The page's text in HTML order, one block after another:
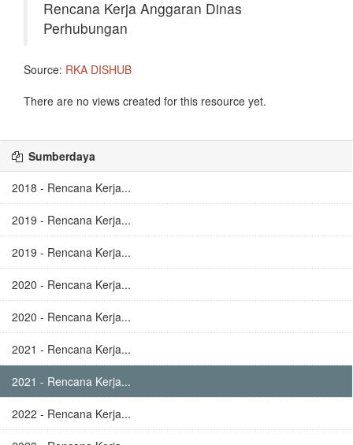
Rencana Kerja Anggaran Dinas
Perhubungan
Source: RKA DISHUB
There are no views created for this resource yet.
Sumberdaya
2018 - Rencana Kerja...
2019 - Rencana Kerja...
2019 - Rencana Kerja...
2020 - Rencana Kerja...
2020 - Rencana Kerja...
2021 - Rencana Kerja...
2021 - Rencana Kerja...
2022 - Rencana Kerja...